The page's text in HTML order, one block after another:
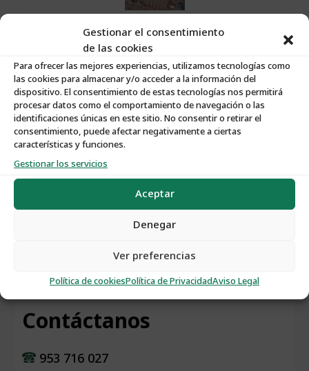
Gestionar el consentimiento
de las cookies
Para ofrecer las mejores experiencias, utilizamos tecnologías como
las cookies para almacenar y/o acceder a la información del
dispositivo. El consentimiento de estas tecnologías nos permitirá
procesar datos como el comportamiento de navegación o las
identificaciones únicas en este sitio. No consentir o retirar el
consentimiento, puede afectar negativamente a ciertas
características y funciones.
Gestionar los servicios
Aceptar
Denegar
Ver preferencias
Política de cookiesPolítica de PrivacidadAviso Legal
Características:
Nº de Propiedad:S195
Tipo de Propiedad
Tipo de Operación:Venta
Contáctanos
953 716 027